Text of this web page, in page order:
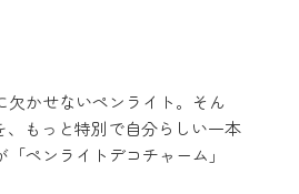
欠かせないペンライト。そん
、もっと特別で自分らしい一本
ペンライトデコチャーム」